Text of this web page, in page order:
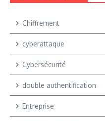
Chiffrement
cyberattaque
Cybersécurité
double authentification
Entreprise